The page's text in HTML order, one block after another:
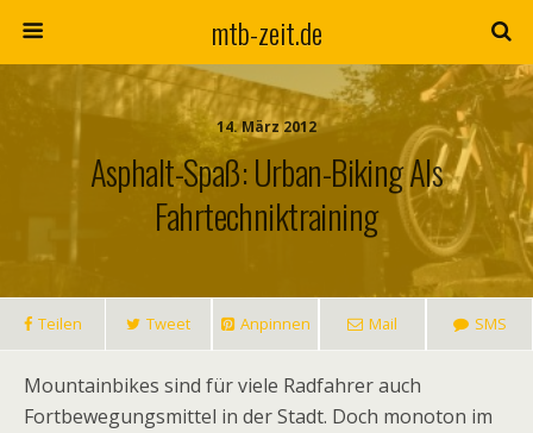
mtb-zeit.de
14. März 2012
Asphalt-Spaß: Urban-Biking Als
Fahrtechniktraining
Teilen Tweet Anpinnen Mail SMS
Mountainbikes sind für viele Radfahrer auch
Fortbewegungsmittel in der Stadt. Doch monoton im